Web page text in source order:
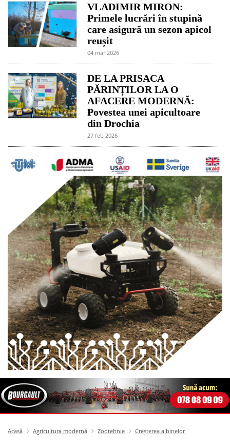
VLADIMIR MIRON:
Primele lucrări în stupină
care asigură un sezon apicol
reușit
04 mar 2026
DE LA PRISACA
PĂRINȚILOR LA O
AFACERE MODERNĂ:
Povestea unei apicultoare
din Drochia
27 feb 2026
Acasă Agricultura modernă Zootehnie Creșterea albinelor